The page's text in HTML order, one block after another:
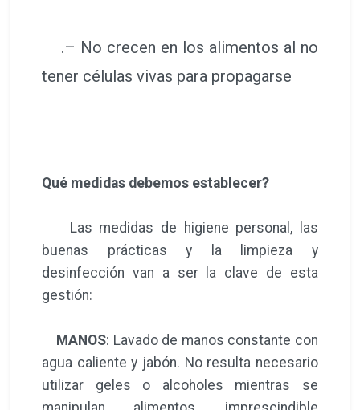
.– No crecen en los alimentos al no
tener células vivas para propagarse
Qué medidas debemos establecer?
Las medidas de higiene personal, las
buenas prácticas y la limpieza y
desinfección van a ser la clave de esta
gestión:
MANOS: Lavado de manos constante con
agua caliente y jabón. No resulta necesario
utilizar geles o alcoholes mientras se